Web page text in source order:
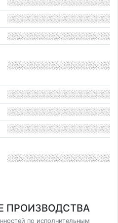
ПРОИЗВОДСТВА
по исполнительным